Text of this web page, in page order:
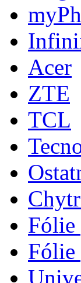
Acer
ZTE
TCL
Fólie
Fólie